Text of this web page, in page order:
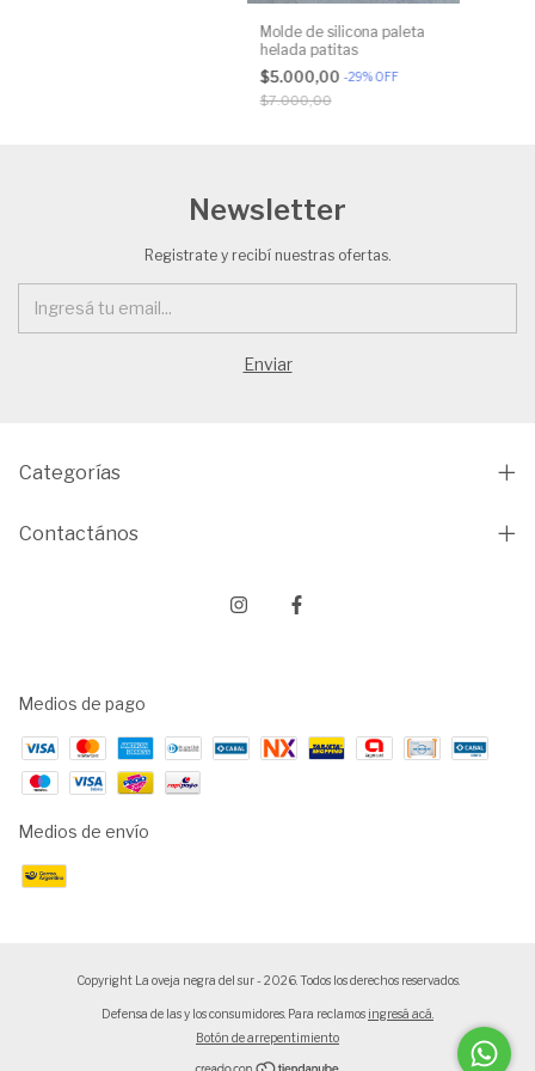
Molde de silicona paleta
helada patitas
$5.000,00 -29%OFF
$7.000,00
Newsletter
Registrate y recibí nuestras ofertas.
Categorías
Contactános
Medios de pago
Medios de envío
Copyright La oveja negra del sur - 2026. Todos los derechos reservados.
Defensa de las y los consumidores. Para reclamos ingresá acá.
Botón de arrepentimiento